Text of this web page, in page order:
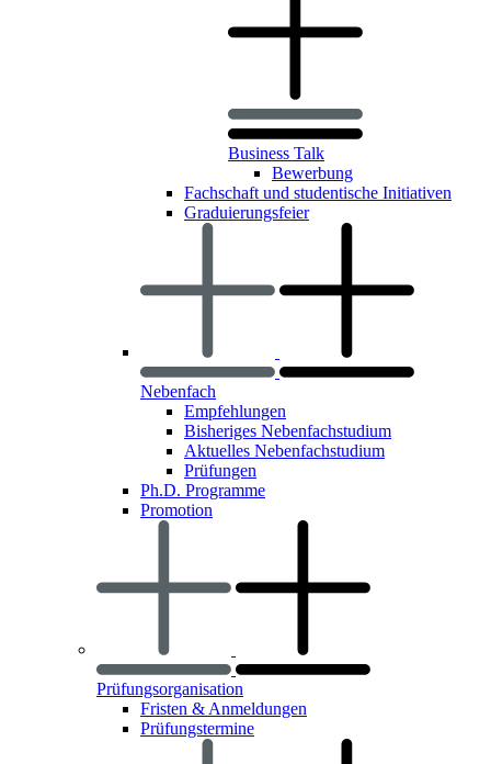
Business Talk
Bewerbung
Fachschaft und studentische Initiativen
Graduierungsfeier
Nebenfach
Empfehlungen
Bisheriges Nebenfachstudium
Aktuelles Nebenfachstudium
Prüfungen
Ph.D. Programme
Promotion
Prüfungsorganisation
Fristen & Anmeldungen
Prüfungstermine